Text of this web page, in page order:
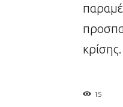
κρίσης.
15